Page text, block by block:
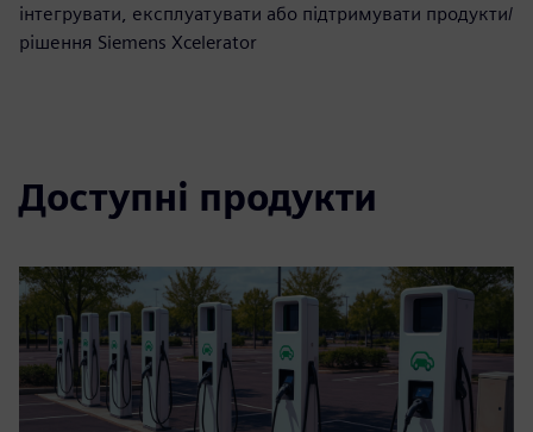
інтегрувати, експлуатувати або підтримувати продукти/
рішення Siemens Xcelerator
Доступні продукти